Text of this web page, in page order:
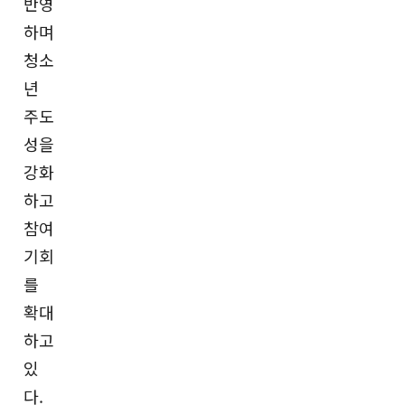
하며
청소
년
주도
성을
강화
하고
참여
기회
를
확대
하고
있
다.